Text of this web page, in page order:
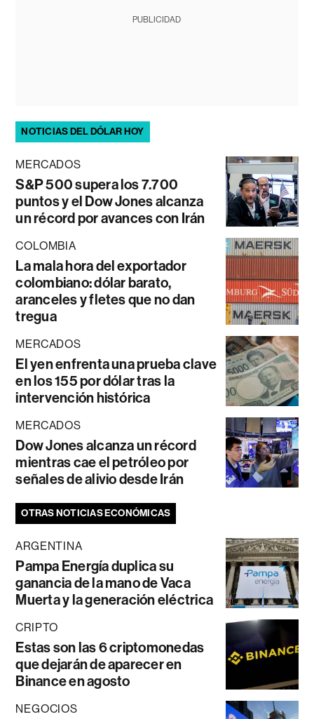
PUBLICIDAD
NOTICIAS DEL DÓLAR HOY
MERCADOS
S&P 500 supera los 7.700
puntos y el Dow Jones alcanza
un récord por avances con Irán
COLOMBIA
La mala hora del exportador
colombiano: dólar barato,
aranceles y fletes que no dan
tregua
MERCADOS
El yen enfrenta una prueba clave
en los 155 por dólar tras la
intervención histórica
MERCADOS
Dow Jones alcanza un récord
mientras cae el petróleo por
señales de alivio desde Irán
OTRAS NOTICIAS ECONÓMICAS
ARGENTINA
Pampa Energía duplica su
ganancia de la mano de Vaca
Muerta y la generación eléctrica
CRIPTO
Estas son las 6 criptomonedas
que dejarán de aparecer en
Binance en agosto
NEGOCIOS